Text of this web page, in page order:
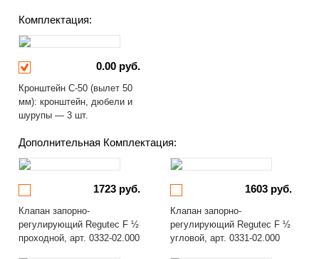
Комплектация:
0.00 руб.
Кронштейн С-50 (вылет 50
мм): кронштейн, дюбели и
шурупы — 3 шт.
Дополнительная Комплектация:
1723 руб.
Клапан запорно-
регулирующий Regutec F ½
проходной, арт. 0332-02.000
1603 руб.
Клапан запорно-
регулирующий Regutec F ½
угловой, арт. 0331-02.000